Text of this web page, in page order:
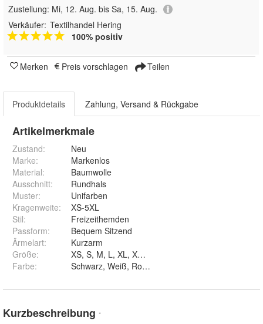
Zustellung: Mi, 12. Aug. bis Sa, 15. Aug.
Verkäufer: Textilhandel Hering
100% positiv
Merken Preis vorschlagen Teilen
Produktdetails Zahlung, Versand & Rückgabe
Artikelmerkmale
Zustand:
Neu
Marke:
Markenlos
Material:
Baumwolle
Ausschnitt:
Rundhals
Muster:
Unifarben
Kragenweite:
XS-5XL
Stil:
Freizeithemden
Passform:
Bequem Sitzend
Ärmelart:
Kurzarm
Größe:
Farbe:
Kurzbeschreibung *